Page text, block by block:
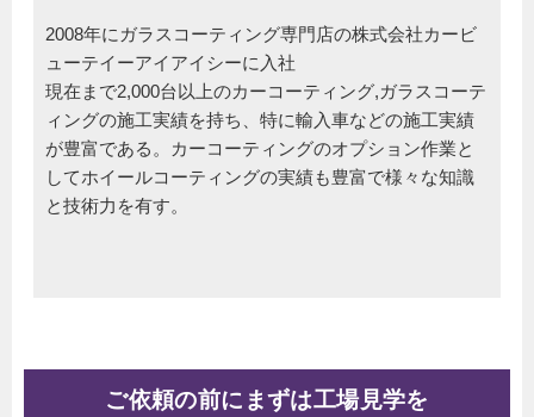
2008年にガラスコーティング専門店の株式会社カービ
ューテイーアイアイシーに入社
現在まで2,000台以上のカーコーティング,ガラスコーテ
ィングの施工実績を持ち、特に輸入車などの施工実績
が豊富である。カーコーティングのオプション作業と
してホイールコーティングの実績も豊富で様々な知識
と技術力を有す。
ご依頼の前にまずは工場見学を